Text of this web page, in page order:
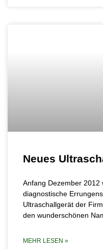
Neues
Anfang Dezember
diagnostische
Ultraschallgerät der
den wunderschönen
MEHR LESEN »